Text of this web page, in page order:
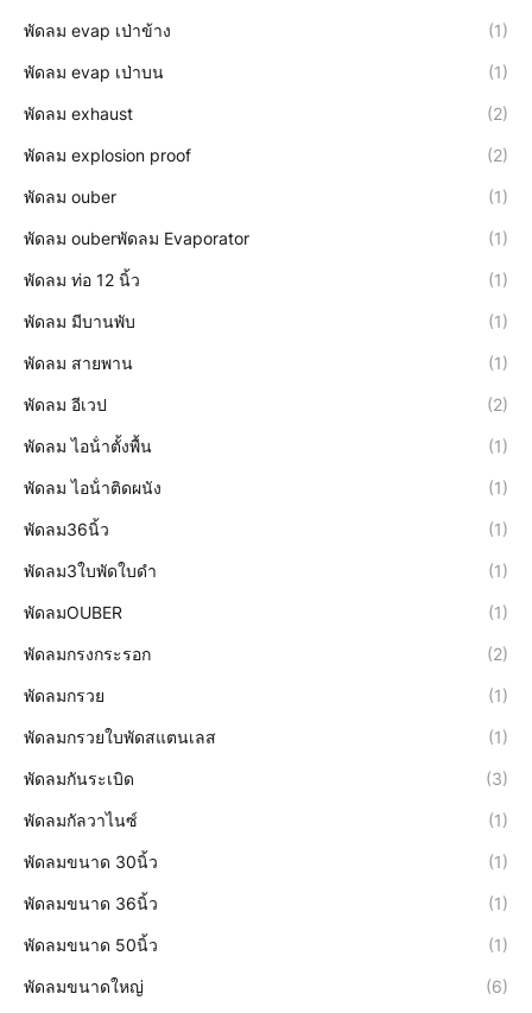
พัดลม evap เป่าข้าง (1)
พัดลม evap เป่าบน (1)
พัดลม exhaust (2)
พัดลม explosion proof (2)
พัดลม ouber (1)
พัดลม ouberพัดลม Evaporator (1)
พัดลม ท่อ 12 นิ้ว (1)
พัดลม มีบานพับ (1)
พัดลม สายพาน (1)
พัดลม อีเวป (2)
พัดลม ไอน้ําตั้งพื้น (1)
พัดลม ไอน้ําติดผนัง (1)
พัดลม36นิ้ว (1)
พัดลม3ใบพัดใบดำ (1)
พัดลมOUBER (1)
พัดลมกรงกระรอก (2)
พัดลมกรวย (1)
พัดลมกรวยใบพัดสแตนเลส (1)
พัดลมกันระเบิด (3)
พัดลมกัลวาไนซ์ (1)
พัดลมขนาด 30นิ้ว (1)
พัดลมขนาด 36นิ้ว (1)
พัดลมขนาด 50นิ้ว (1)
พัดลมขนาดใหญ่ (6)